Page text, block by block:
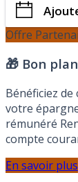
Offre
🎁 Bon
Bénéficiez
votre
rémunéré
compte
En savoir plus